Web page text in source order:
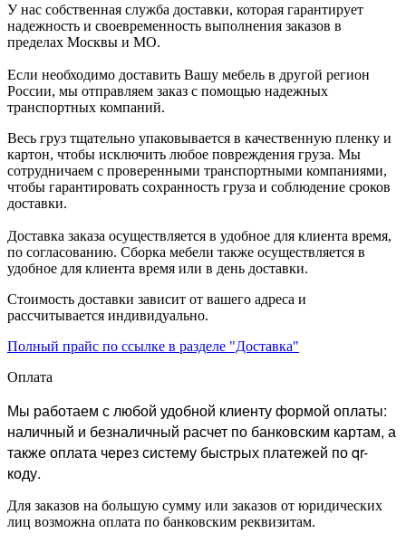
У нас собственная служба доставки, которая гарантирует
надежность и своевременность выполнения заказов в
пределах Москвы и МО.
Если необходимо доставить Вашу мебель в другой регион
России, мы отправляем заказ с помощью надежных
транспортных компаний.
Весь груз тщательно упаковывается в качественную пленку и
картон, чтобы исключить любое повреждения груза. Мы
сотрудничаем с проверенными транспортными компаниями,
чтобы гарантировать сохранность груза и соблюдение сроков
доставки.
Доставка заказа осуществляется в удобное для клиента время,
по согласованию. Сборка мебели также осуществляется в
удобное для клиента время или в день доставки.
Стоимость доставки зависит от вашего адреса и
рассчитывается индивидуально.
Полный прайс по ссылке в разделе "Доставка"
Оплата
Мы работаем с любой удобной клиенту формой оплаты:
наличный и безналичный расчет по банковским картам, а
также оплата через систему быстрых платежей по qr-
коду.
Для заказов на большую сумму или заказов от юридических
лиц возможна оплата по банковским реквизитам.